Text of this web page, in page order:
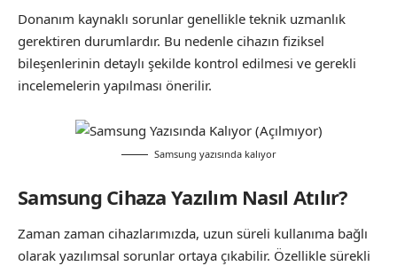
Donanım kaynaklı sorunlar genellikle teknik uzmanlık
gerektiren durumlardır. Bu nedenle cihazın fiziksel
bileşenlerinin detaylı şekilde kontrol edilmesi ve gerekli
incelemelerin yapılması önerilir.
Samsung yazısında kalıyor
Samsung Cihaza Yazılım Nasıl Atılır?
Zaman zaman cihazlarımızda, uzun süreli kullanıma bağlı
olarak yazılımsal sorunlar ortaya çıkabilir. Özellikle sürekli